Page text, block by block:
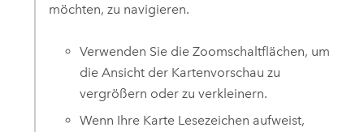
möchten, zu navigieren.
Verwenden Sie die Zoomschaltflächen, um
die Ansicht der Kartenvorschau zu
vergrößern oder zu verkleinern.
Wenn Ihre Karte Lesezeichen aufweist,